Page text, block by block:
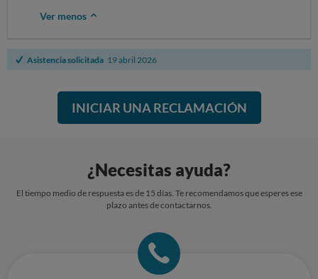
Ver menos
Asistencia solicitada 19 abril 2026
INICIAR UNA RECLAMACIÓN
¿Necesitas ayuda?
El tiempo medio de respuesta es de 15 días. Te recomendamos que esperes ese
plazo antes de contactarnos.